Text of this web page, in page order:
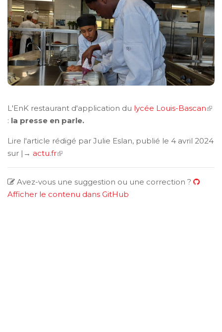
L'EnK restaurant d'application du lycée Louis-Bascan
: la presse en parle.
Lire l'article rédigé par Julie Eslan, publié le 4 avril 2024
sur |→ actu.fr
Avez-vous une suggestion ou une correction ?
Afficher le contenu dans GitHub